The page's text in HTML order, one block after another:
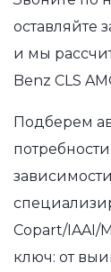
оставляйте
и мы
Benz CLS
Подберем
Copart/IAAI/
ключ: от